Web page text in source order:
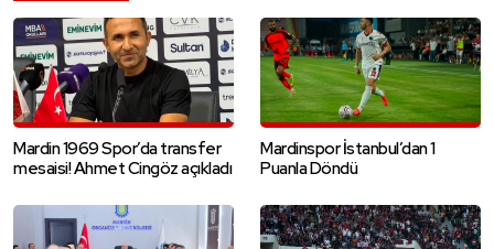
Mardin 1969 Spor’da transfer
mesaisi! Ahmet Cingöz açıkladı
Mardinspor İstanbul’dan 1
Puanla Döndü